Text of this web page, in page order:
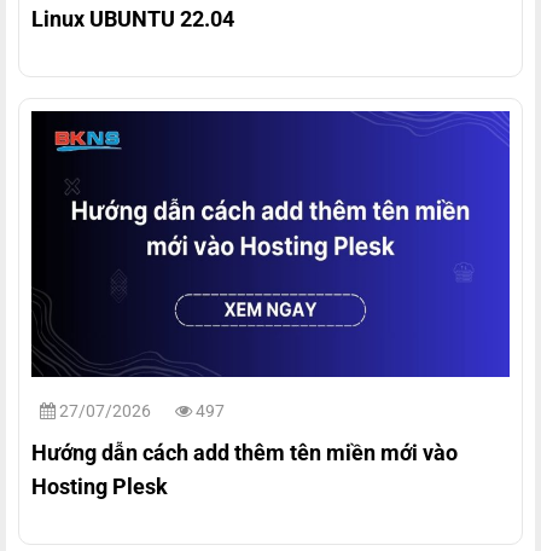
Linux UBUNTU 22.04
27/07/2026 497
Hướng dẫn cách add thêm tên miền mới vào
Hosting Plesk